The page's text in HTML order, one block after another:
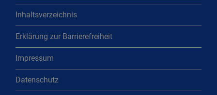
Inhaltsverzeichnis
Erklärung zur Barrierefreiheit
Impressum
Datenschutz